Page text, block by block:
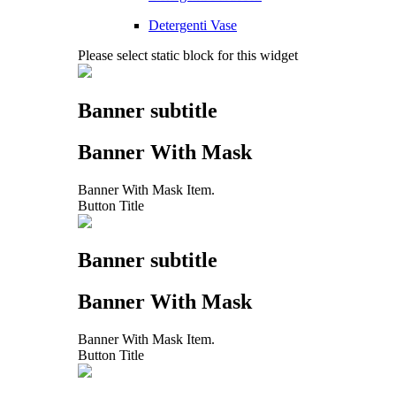
Detergenti Vase
Please select static block for this widget
Banner subtitle
Banner With Mask
Banner With Mask Item.
Button Title
Banner subtitle
Banner With Mask
Banner With Mask Item.
Button Title